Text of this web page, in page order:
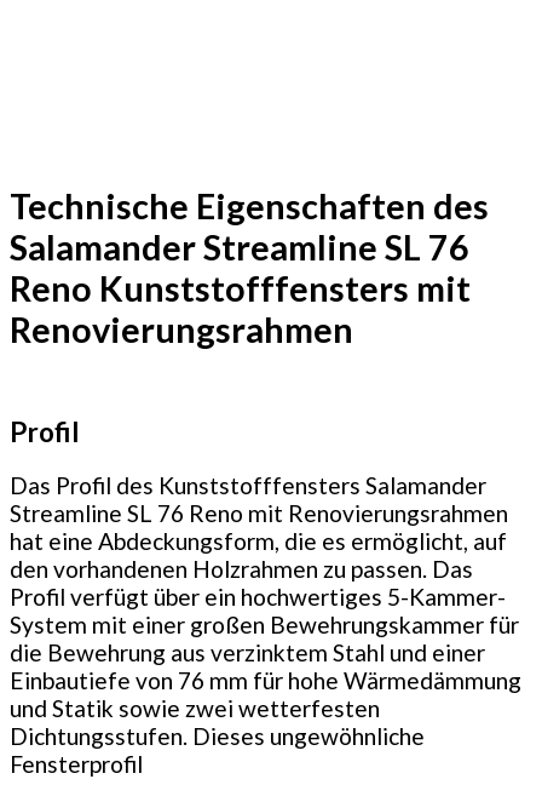
Technische Eigenschaften des
Salamander Streamline SL 76
Reno Kunststofffensters mit
Renovierungsrahmen
Profil
Das Profil des Kunststofffensters Salamander
Streamline SL 76 Reno mit Renovierungsrahmen
hat eine Abdeckungsform, die es ermöglicht, auf
den vorhandenen Holzrahmen zu passen. Das
Profil verfügt über ein hochwertiges 5-Kammer-
System mit einer großen Bewehrungskammer für
die Bewehrung aus verzinktem Stahl und einer
Einbautiefe von 76 mm für hohe Wärmedämmung
und Statik sowie zwei wetterfesten
Dichtungsstufen. Dieses ungewöhnliche
Fensterprofil